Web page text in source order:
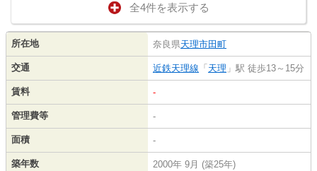
全4件を表示する
所在地 奈良県天理市田町
交通 近鉄天理線 「 天理 」駅 徒歩13～15分
賃料 -
管理費等 -
面積 -
築年数 2000年 9月 (築25年)